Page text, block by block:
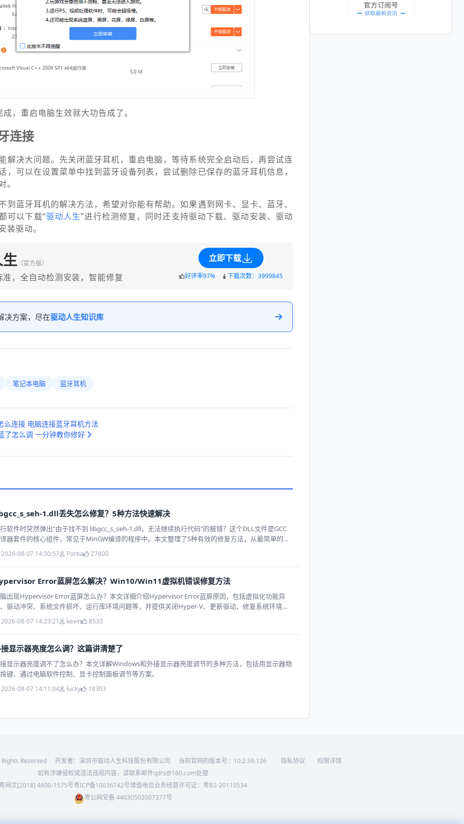
，重启电脑生效就大功告成了。
连接
解决大问题。先关闭蓝牙耳机，重启电脑，等待系统完全启动后，再尝试连
，可以在设置菜单中找到蓝牙设备列表，尝试删除已保存的蓝牙耳机信息，
。
到蓝牙耳机的解决方法，希望对你能有帮助。如果遇到网卡、显卡、蓝牙、
可以下载“驱动人生”进行检测修复，同时还支持驱动下载、驱动安装、驱动
装驱动。
（官方版）
准，全自动检测安装，智能修复
立即下载
好评率97% 下载次数：3999845
决方案，尽在驱动人生知识库
笔记本电脑 蓝牙耳机
么连接 电脑连接蓝牙耳机方法
了怎么调 一分钟教你修好
1.dll丢失怎么修复？5种方法快速解决
软件时突然弹出“由于找不到 libgcc_s_seh-1.dll，无法继续执行代码”的报错？这个DLL文件是GCC
器套件的核心组件，常见于MinGW编译的程序中。本文整理了5种有效的修复方法，从最简单的重
件到安装MinGW运行环境，手把手教你快速解决问题，无需重装系统。
2026-08-07 14:30:57 Portia 27800
Error蓝屏怎么解决？Win10/Win11虚拟机错误修复方法
出现Hypervisor Error蓝屏怎么办？本文详细介绍Hypervisor Error蓝屏原因，包括虚拟化功能异
驱动冲突、系统文件损坏、运行库环境问题等，并提供关闭Hyper-V、更新驱动、修复系统环境等
解决方法。
2026-08-07 14:23:21 kevin 8533
显示器亮度怎么调？这篇讲清楚了
显示器亮度调不了怎么办？本文详解Windows和外接显示器亮度调节的多种方法，包括用显示器物
键、通过电脑软件控制、显卡控制面板调节等方案。
2026-08-07 14:11:04 lucky 18303
Reserved 开发者：深圳市驱动人生科技股份有限公司 当前官网的版本号： 10.2.59.126 隐私协议
权限详情
如有涉嫌侵权或违法违规内容，请联系邮件qdrs@160.com处理
粤网文[2018] 4600-1575号粤ICP备10036742号增值电信业务经营许可证：粤B2-20110534
粤公网安备 44030502007377号